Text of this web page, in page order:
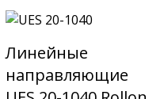
Линейные
направляющие